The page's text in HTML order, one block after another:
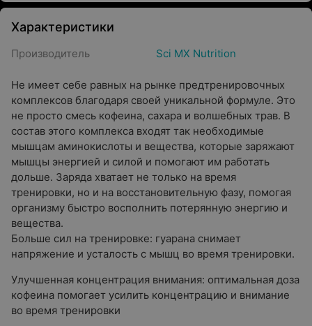
Характеристики
Производитель Sci MX Nutrition
Не имеет себе равных на рынке предтренировочных
комплексов благодаря своей уникальной формуле. Это
не просто смесь кофеина, сахара и волшебных трав. В
состав этого комплекса входят так необходимые
мышцам аминокислоты и вещества, которые заряжают
мышцы энергией и силой и помогают им работать
дольше. Заряда хватает не только на время
тренировки, но и на восстановительную фазу, помогая
организму быстро восполнить потерянную энергию и
вещества.
Больше сил на тренировке: гуарана снимает
напряжение и усталость с мышц во время тренировки.
Улучшенная концентрация внимания: оптимальная доза
кофеина помогает усилить концентрацию и внимание
во время тренировки